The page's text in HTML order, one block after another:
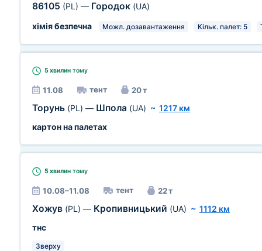
86105 (PL) — Городок (UA)
хімія безпечна
Можл. дозавантаження Кільк. палет: 5
5 хвилин тому
11.08 тент 20 т
Торунь (PL) — Шпола (UA) ~ 1217 км
картон на палетах
5 хвилин тому
10.08–11.08 тент 22 т
Хожув (PL) — Кропивницький (UA) ~ 1112 км
тнс
Зверху